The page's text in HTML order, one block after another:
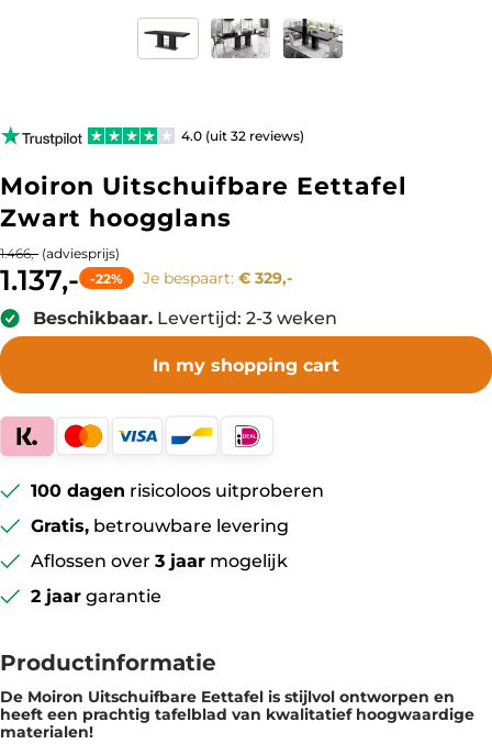
Productinformatie
De Moiron Uitschuifbare Eettafel is ​​stijlvol ontworpen en
heeft een prachtig tafelblad van kwalitatief hoogwaardige
materialen!
4.0 (uit 32 reviews)
Moiron Uitschuifbare Eettafel
Zwart hoogglans
1.466,- (adviesprijs)
1.137,- -22% Je bespaart: € 329,-
Beschikbaar. Levertijd: 2-3 weken
In my shopping cart
100 dagen risicoloos uitproberen
Gratis, betrouwbare levering
Aflossen over 3 jaar mogelijk
2 jaargarantie